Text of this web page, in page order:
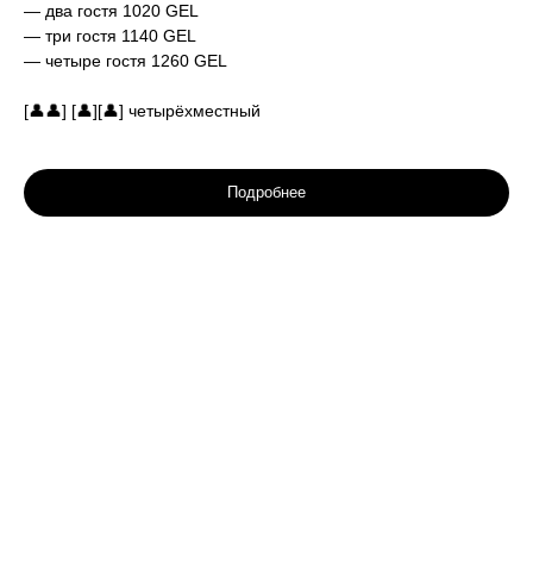
— два гостя 1020 GEL
— три гостя 1140 GEL
— четыре гостя 1260 GEL
[👤👤] [👤][👤] четырёхместный
Подробнее